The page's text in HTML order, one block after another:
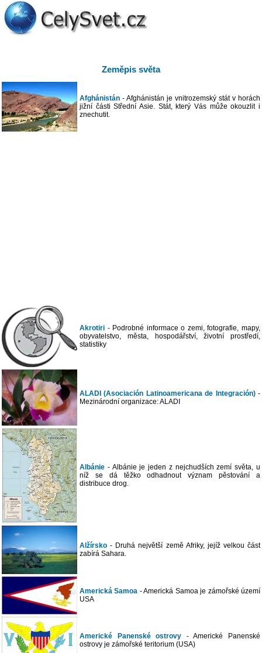
Zeměpis světa
Afghánistán - Afghánistán je vnitrozemský stát v horách
jižní části Střední Asie. Stát, který Vás může okouzlit i
znechutit.
Akrotiri - Podrobné informace o zemi, fotografie, mapy,
obyvatelstvo, města, hospodářství, životní prostředí,
statistiky
ALADI (Asociación Latinoamericana de Integración)-
Mezinárodní organizace: ALADI
Albánie - Albánie je jeden z nejchudších zemí světa, u
níž se dá těžko odhadnout význam pěstování a
distribuce drog.
Alžírsko - Druhá největší země Afriky, jejíž velkou část
zabírá Sahara.
Americká Samoa - Americká Samoa je zámořské území
USA
Americké Panenské ostrovy - Americké Panenské
ostrovy je zámořské teritorium (USA)